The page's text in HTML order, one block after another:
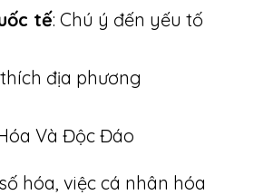
tế: Chú ý đến yếu tố
địa phương
Và Độc Đáo
hóa, việc cá nhân hóa